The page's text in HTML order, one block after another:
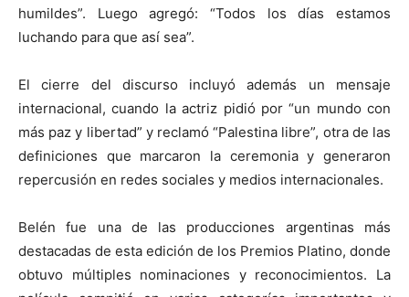
humildes”. Luego agregó: “Todos los días estamos
luchando para que así sea”.
El cierre del discurso incluyó además un mensaje
internacional, cuando la actriz pidió por “un mundo con
más paz y libertad” y reclamó “Palestina libre”, otra de las
definiciones que marcaron la ceremonia y generaron
repercusión en redes sociales y medios internacionales.
Belén fue una de las producciones argentinas más
destacadas de esta edición de los Premios Platino, donde
obtuvo múltiples nominaciones y reconocimientos. La